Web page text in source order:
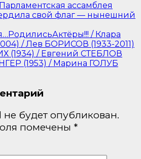
ассамблея
свой флаг — нынешний
/ Клара
/ Лев БОРИСОВ (1933-2011)
(1934) / Евгений СТЕБЛОВ
(1953) / Марина ГОЛУБ
будет опубликован.
помечены *